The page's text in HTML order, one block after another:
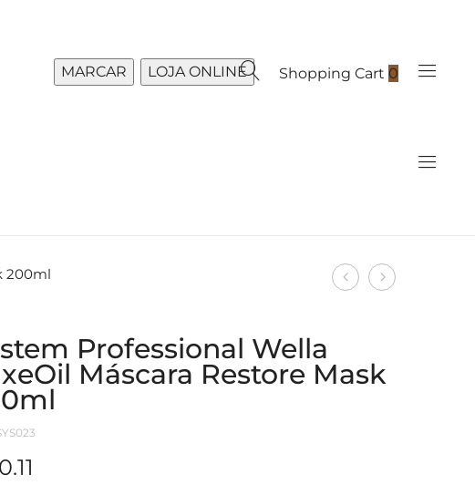
MARCAR LOJA ONLINE Shopping Cart 0
200ml
Produto
System
Keratin
Protect
System
LuxeOil
Professional Wella
Máscara Restore Mask